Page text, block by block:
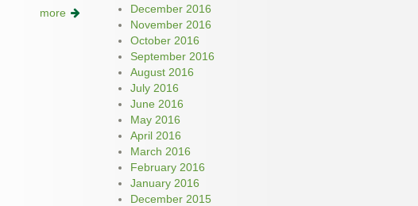
December 2016
November 2016
October 2016
September 2016
August 2016
July 2016
June 2016
May 2016
April 2016
March 2016
February 2016
January 2016
December 2015
more